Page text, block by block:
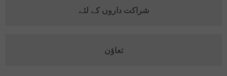
شراکت داروں کے لئے
تعاؤن